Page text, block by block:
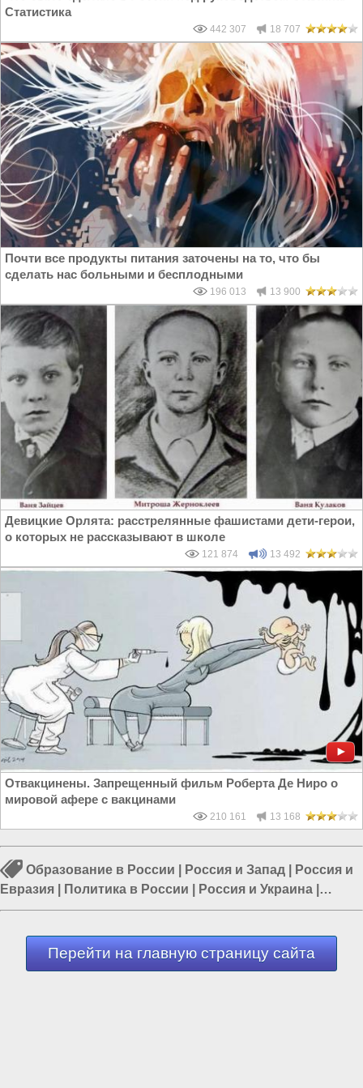
Статистика
442 307 18 707
Почти все продукты питания заточены на то, что бы
сделать нас больными и бесплодными
196 013 13 900
Девицкие Орлята: расстрелянные фашистами дети-герои,
о которых не рассказывают в школе
121 874 13 492
Отвакцинены. Запрещенный фильм Роберта Де Ниро о
мировой афере с вакцинами
210 161 13 168
Образование в России Россия и Запад
Россия и
Евразия
Политика в России Россия и Украина
Школы в России|Власть в РФ
Перейти на главную страницу сайта